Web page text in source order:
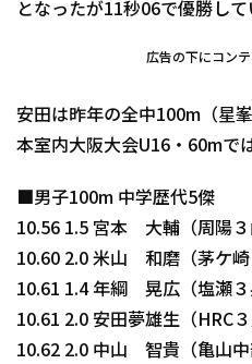
となったが11秒06で優勝して
広告の下にコン
安田は昨年の全中100m（星
本室内大阪大会U16・60mで
■男子100m 中学歴代5傑
10.56 1.5 宮本 大輔（周陽３
10.60 2.0 米山 和磨（茅ケ崎
10.61 1.4 年綱 晃広（塩瀬３
10.61 2.0 安田夢雄生（HRC
10.62 2.0 中山 智貴（亀山中